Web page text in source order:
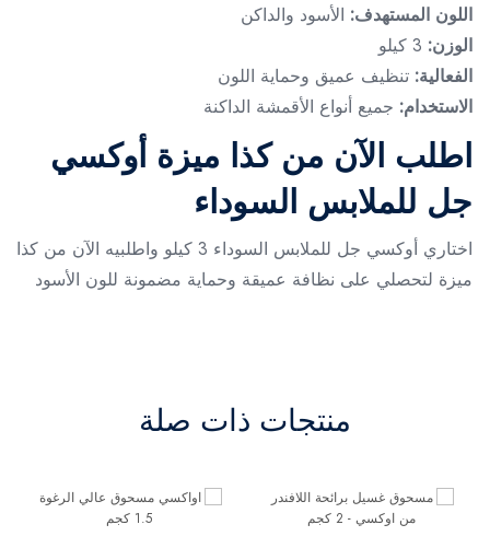
اللون المستهدف: الأسود والداكن
الوزن:
الفعالية: تنظيف عميق وحماية اللون
الاستخدام: جميع أنواع الأقمشة الداكنة
اطلب الآن من كذا ميزة أوكسي
جل للملابس السوداء
اختاري أوكسي جل للملابس السوداء 3 كيلو واطلبيه الآن من كذا
ميزة لتحصلي على نظافة عميقة وحماية مضمونة للون الأسود
منتجات ذات صلة